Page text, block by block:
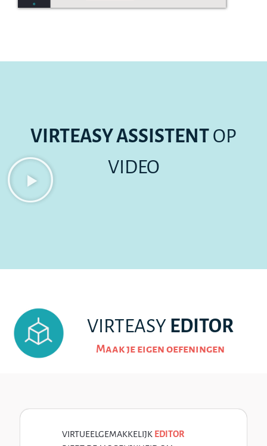
VIRTEASY ASSISTENT OP
VIDEO
VIRTEASY EDITOR
Maak je eigen oefeningen
VIRTUEELGEMAKKELIJK EDITOR